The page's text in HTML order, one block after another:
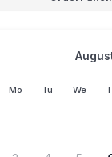
Mo Tu We